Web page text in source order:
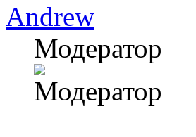
Andrew
Модератор